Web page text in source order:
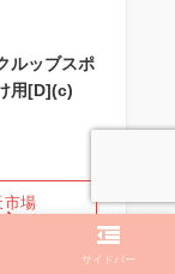
ルッブスポ
用[D](c)
市場
サイドバー